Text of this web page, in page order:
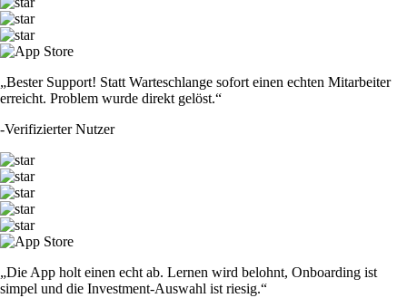
„Bester Support! Statt Warteschlange sofort einen echten Mitarbeiter
erreicht. Problem wurde direkt gelöst.“
-Verifizierter Nutzer
„Die App holt einen echt ab. Lernen wird belohnt, Onboarding ist
simpel und die Investment-Auswahl ist riesig.“